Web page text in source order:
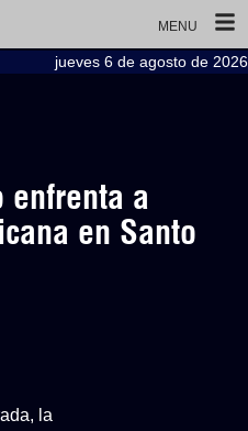
MENU
jueves 6 de agosto de 2026
enfrenta a
en Santo
la